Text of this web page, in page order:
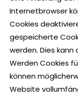
Internetbrowser
Cookies
gespeicherte
werden. Dies
Werden Cookies
können
Website